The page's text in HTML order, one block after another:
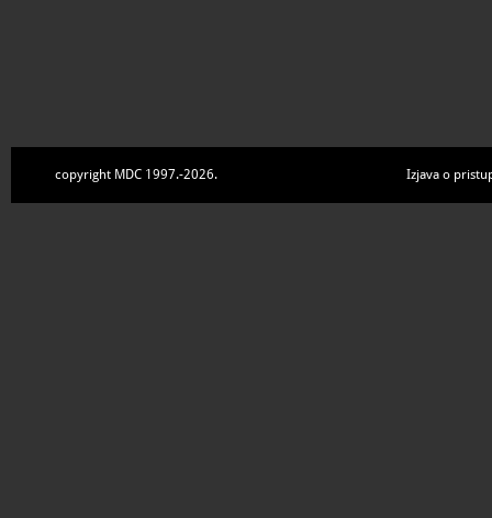
copyright MDC 1997.-2026. Izjava o